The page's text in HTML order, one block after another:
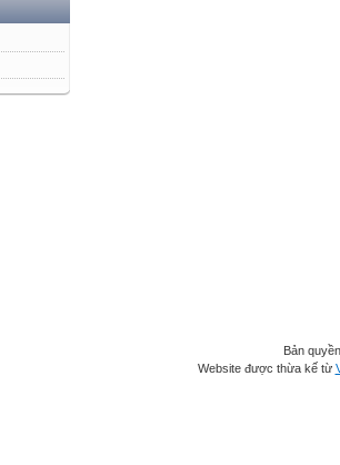
Bản
Website được thừa kế từ